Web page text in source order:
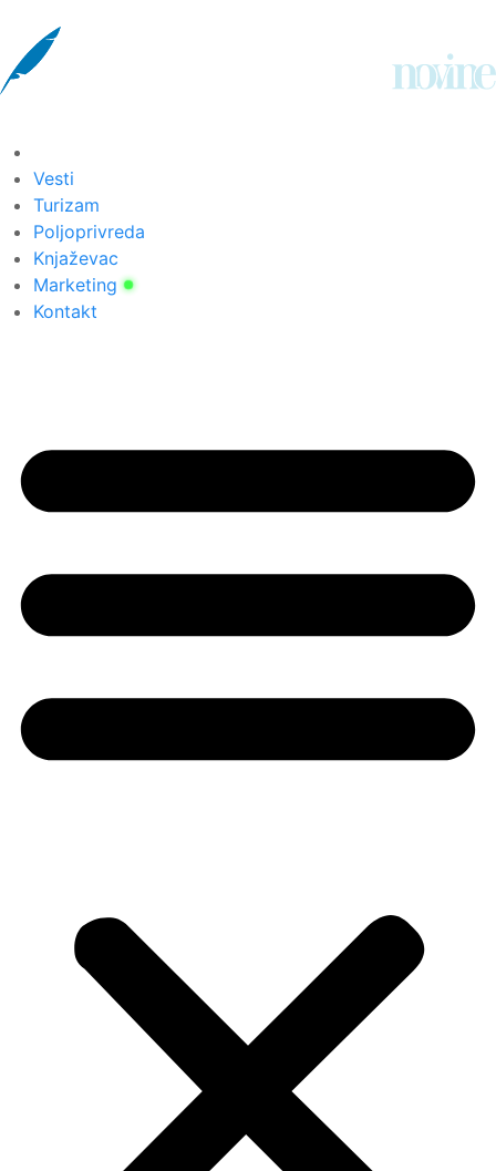
Vesti
Turizam
Poljoprivreda
Knjaževac
Marketing
Kontakt